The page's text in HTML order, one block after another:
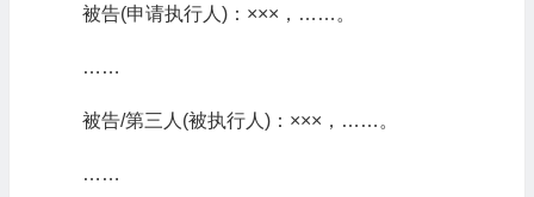
被告(申请执行人)：×××，……。
……
被告/第三人(被执行人)：×××，……。
……